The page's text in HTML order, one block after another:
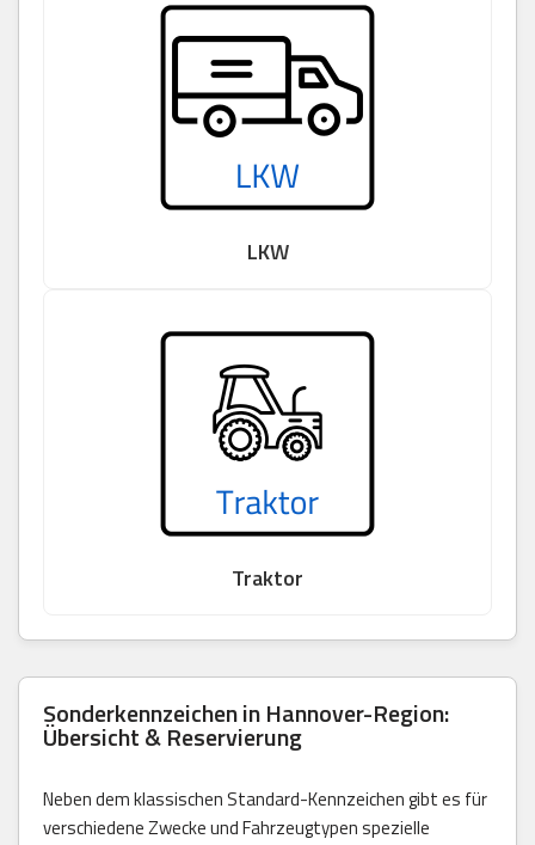
LKW
Traktor
Sonderkennzeichen in Hannover-Region:
Übersicht & Reservierung
Neben dem klassischen Standard-Kennzeichen gibt es für
verschiedene Zwecke und Fahrzeugtypen spezielle